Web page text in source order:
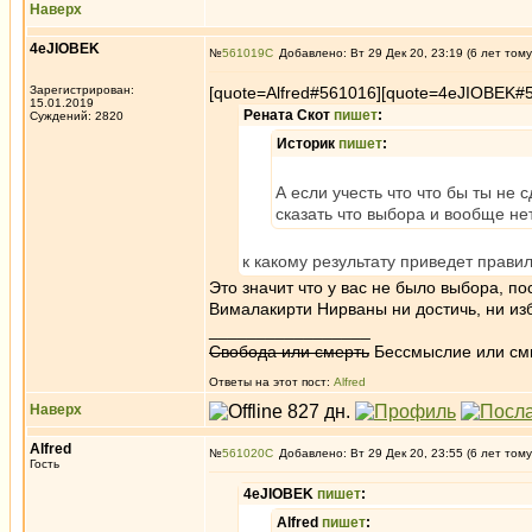
Наверх
4eJIOBEK
Зарегистрирован:
15.01.2019
Суждений: 2820
№561019 Добавлено: Вт 29 Дек 20, 23:19 (6 лет
Рената Скот пишет:
Историк пишет:
А если учесть что что бы ты не
сказать что выбора и вообще
к какому результату приведет
Это значит что у вас не было выбора,
Вималакирти Нирваны ни достичь, ни
Свобода или смерть Бессмыслие или
Ответы на этот пост: Alfred
Наверх
Alfred
Гость
№561020 Добавлено: Вт 29 Дек 20, 23:55 (6 лет
4eJIOBEK пишет:
Alfred пишет: